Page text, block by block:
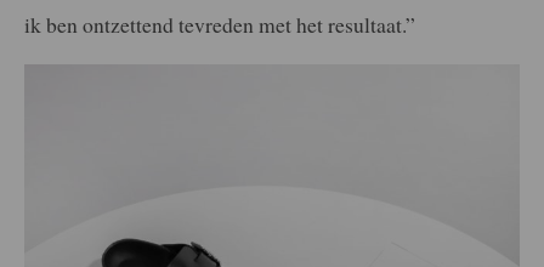
ik ben ontzettend tevreden met het resultaat.”